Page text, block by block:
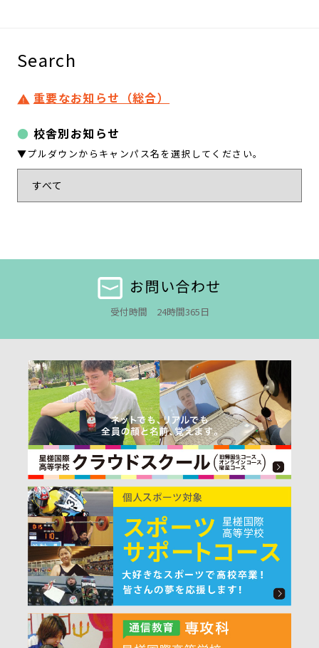
Search
重要なお知らせ（総合）
校舎別お知らせ
▼プルダウンからキャンパス名を選択してください。
お問い合わせ
受付時間 24時間365日